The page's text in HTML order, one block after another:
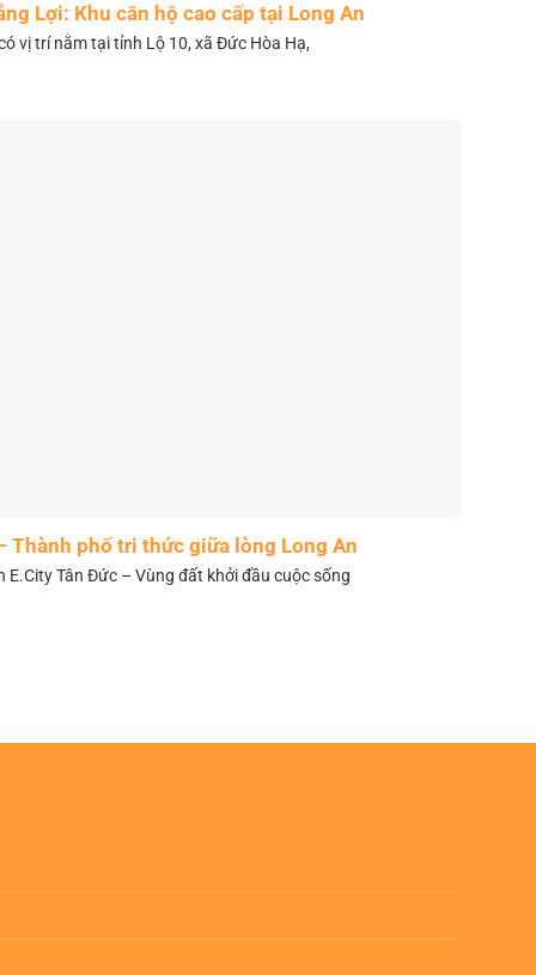
Lợi: Khu căn hộ cao cấp tại Long An
vị trí nằm tại tỉnh Lộ 10, xã Đức Hòa Hạ,
Thành phố tri thức giữa lòng Long An
E.City Tân Đức – Vùng đất khởi đầu cuộc sống